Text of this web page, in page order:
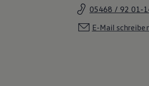
05468 / 92 01-
E-Mail